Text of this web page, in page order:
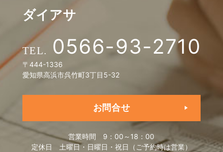
ダイアサ
0566-93-2710
〒444-1336
愛知県高浜市呉竹町3丁目5-32
お問合せ
営業時間 9：00～18：00
定休日 土曜日・日曜日・祝日（ご予約時は営業）